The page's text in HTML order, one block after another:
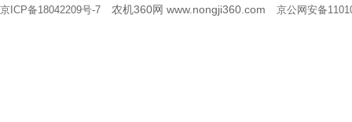
京ICP备18042209号-7 农机360网 www.nongji360.com 京公网安备